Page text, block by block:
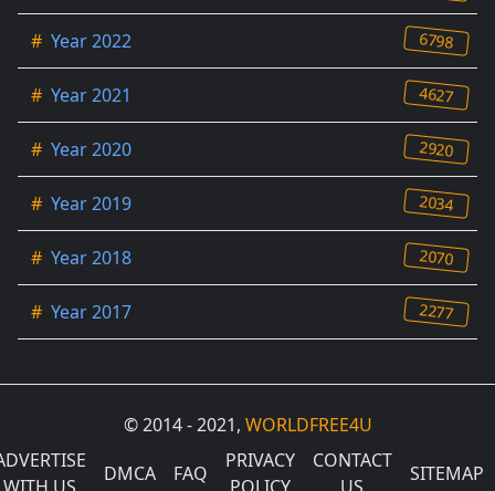
# Year 2022 6798
# Year 2021 4627
# Year 2020 2920
# Year 2019 2034
# Year 2018 2070
# Year 2017 2277
© 2014 - 2021, WORLDFREE4U
DMCA FAQ
PRIVACY
CONTACT
SITEMAP